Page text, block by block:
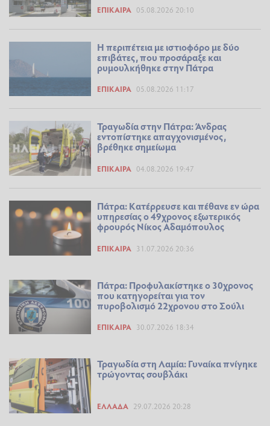
ΕΠΊΚΑΙΡΑ 05.08.2026 20:10
Η περιπέτεια με ιστιοφόρο με δύο
επιβάτες, που προσάραξε και
ρυμουλκήθηκε στην Πάτρα
ΕΠΊΚΑΙΡΑ 05.08.2026 11:17
Τραγωδία στην Πάτρα: Άνδρας
εντοπίστηκε απαγχονισμένος,
βρέθηκε σημείωμα
ΕΠΊΚΑΙΡΑ 04.08.2026 19:47
Πάτρα: Κατέρρευσε και πέθανε εν ώρα
υπηρεσίας ο 49χρονος εξωτερικός
φρουρός Νίκος Αδαμόπουλος
ΕΠΊΚΑΙΡΑ 31.07.2026 20:36
Πάτρα: Προφυλακίστηκε ο 30χρονος
που κατηγορείται για τον
πυροβολισμό 22χρονου στο Σούλι
ΕΠΊΚΑΙΡΑ 30.07.2026 18:34
Τραγωδία στη Λαμία: Γυναίκα πνίγηκε
τρώγοντας σουβλάκι
ΕΛΛΆΔΑ 29.07.2026 20:28